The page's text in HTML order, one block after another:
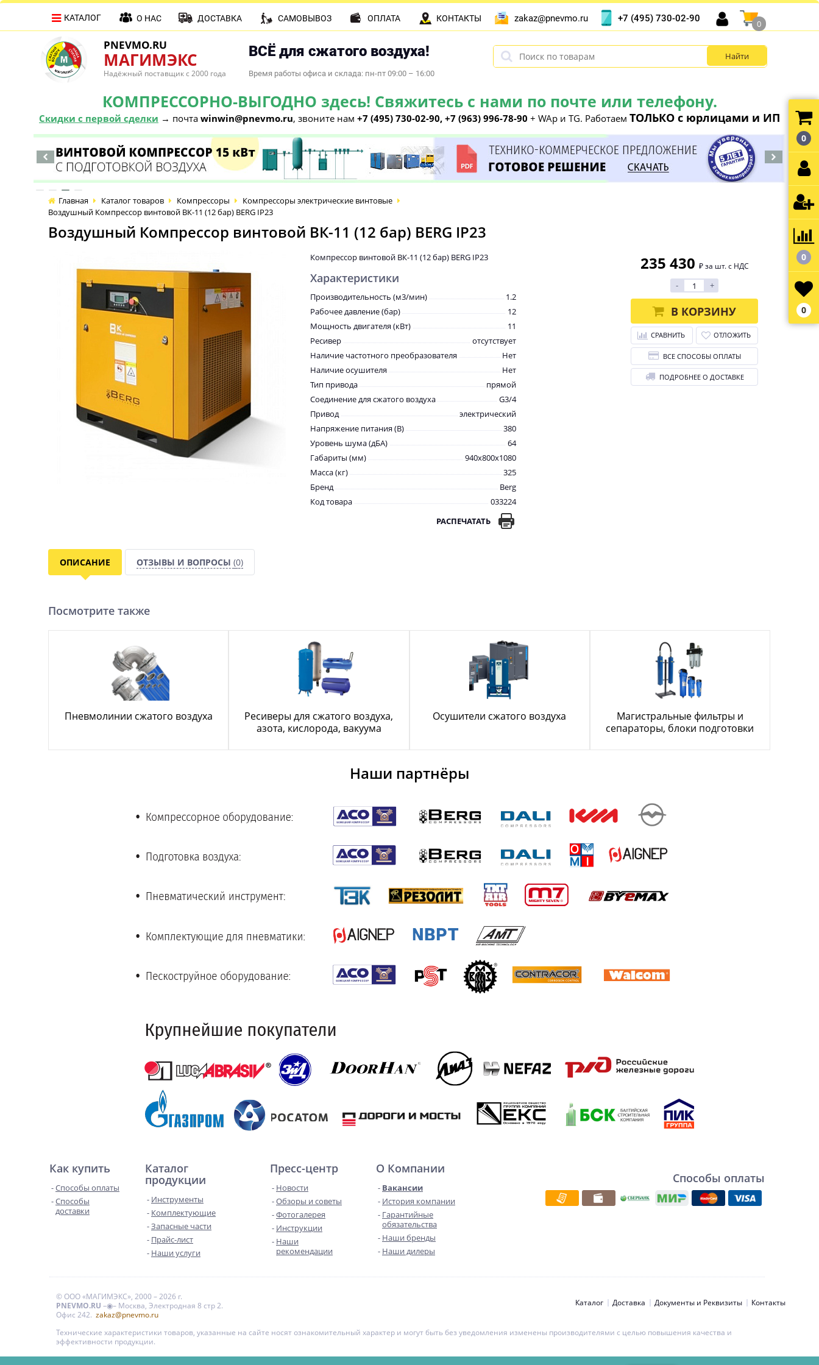
PNEVMO.RU
МАГИМЭКС
Надёжный поставщик с 2000 года
ВСЁ для сжатого воздуха!
Время работы офиса и склада: пн-пт 09:00 – 16:00
КОМПРЕССОРНО-ВЫГОДНО здесь! Свяжитесь с нами по почте или телефону.
Скидки с первой сделки → почта winwin@pnevmo.ru, звоните нам +7 (495) 730-02-90, +7 (963) 996-78-90 + WAp и TG. Работаем ТОЛЬКО с юрлицами и ИП
КАТАЛОГ О НАС ДОСТАВКА САМОВЫВОЗ ОПЛАТА КОНТАКТЫ zakaz@pnevmo.ru +7 (495) 730-02-90
0
Главная Каталог товаров Компрессоры
Компрессоры электрические винтовые
Воздушный Компрессор винтовой ВК-11 (12 бар) BERG IP23
Воздушный Компрессор винтовой ВК-11 (12 бар) BERG IP23
Компрессор винтовой ВК-11 (12 бар) BERG IP23
Характеристики
Производительность (м3/мин)
1.2
Рабочее давление (бар)
12
Мощность двигателя (кВт)
11
Ресивер
отсутствует
Наличие частотного преобразователя
Нет
Наличие осушителя
Нет
Тип привода
прямой
Соединение для сжатого воздуха
G3/4
Привод
электрический
Напряжение питания (В)
380
Уровень шума (дБА)
64
Габариты (мм)
940x800x1080
Масса (кг)
325
Бренд
Berg
Код товара
033224
РАСПЕЧАТАТЬ
235 430 ₽ за шт. с НДС
- +
В КОРЗИНУ
СРАВНИТЬ ОТЛОЖИТЬ
ВСЕ СПОСОБЫ ОПЛАТЫ
ПОДРОБНЕЕ О ДОСТАВКЕ
ОПИСАНИЕ ОТЗЫВЫ И ВОПРОСЫ (0)
Посмотрите также
Пневмолинии сжатого воздуха
Ресиверы для сжатого воздуха,
азота, кислорода, вакуума
Осушители сжатого воздуха
Магистральные фильтры и
сепараторы, блоки подготовки
Наши партнёры
Как купить
Способы оплаты
Способы
доставки
Каталог
продукции
Инструменты
Комплектующие
Запасные части
Прайс-лист
Наши услуги
Пресс-центр
Новости
Обзоры и советы
Фотогалерея
Инструкции
Наши
рекомендации
О Компании
Вакансии
История компании
Гарантийные
обязательства
Наши бренды
Наши дилеры
Способы оплаты
© ООО «МАГИМЭКС», 2000 – 2026 г.
PNEVMO.RU –◉– Москва, Электродная 8 стр 2.
Офис 242. zakaz@pnevmo.ru
Каталог Доставка Документы и Реквизиты Контакты
0
0
0
Технические характеристики товаров, указанные на сайте носят ознакомительный характер и могут быть без уведомления изменены производителями с целью повышения качества и
эффективности продукции.